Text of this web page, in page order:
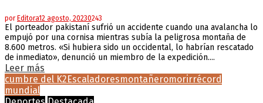
porEditora12 agosto, 20230243
El porteador pakistaní sufrió un accidente cuando una avalancha lo
empujó por una cornisa mientras subía la peligrosa montaña de
8.600 metros. «Si hubiera sido un occidental, lo habrían rescatado
de inmediato», denunció un miembro de la expedición....
Leer más
cumbre del K2Escaladoresmontañeromorirrécord
mundial